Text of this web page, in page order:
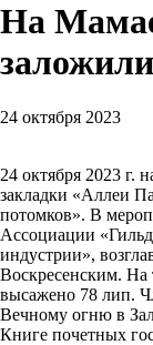
На
24 октября 2023
24 октября 2023 г.
закладки «Аллеи
потомков». В
Ассоциации
индустрии»,
Воскресенским. На
высажено 78 лип.
Вечному огню в
Книге почетных